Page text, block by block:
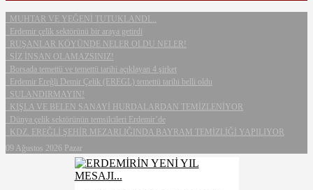
MUHTAR VE YEĞENİ TUTUKLANDI...
Erdemir çelik sektörünü bir araya getirdi
RUŞANLAR KÖYÜNDE NELER OLDU NELER!
SİZ İNSAN OLAMAZSINIZ!
Borsada temettü ve temettü tarihi açıklayan 4 şirket
Erdemir Ereğli Demir Çelik (EREGL) temettü tarihi belli oldu
SULANDIRMAYIN!
KIŞLA VE BELEN SANAYİ HURDALARDAN TEMİZLENİYOR
Dünya çelik sektörünün temsilcileri Erdemir’de
KDZ. EREĞLİ ŞEHİR MEZARLIĞINDA BAYRAM TEMİZLİĞİ YAPILIYOR
09 Ağustos 2026 Pazar